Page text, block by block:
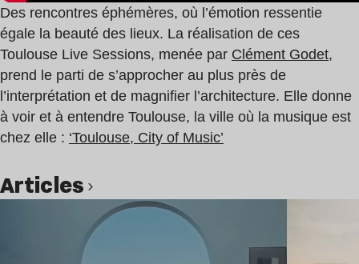
Des rencontres éphémères, où l’émotion ressentie
égale la beauté des lieux. La réalisation de ces
Toulouse Live Sessions, menée par Clément Godet,
prend le parti de s’approcher au plus près de
l’interprétation et de magnifier l’architecture. Elle donne
à voir et à entendre Toulouse, la ville où la musique est
chez elle : ‘Toulouse, City of Music’
Articles